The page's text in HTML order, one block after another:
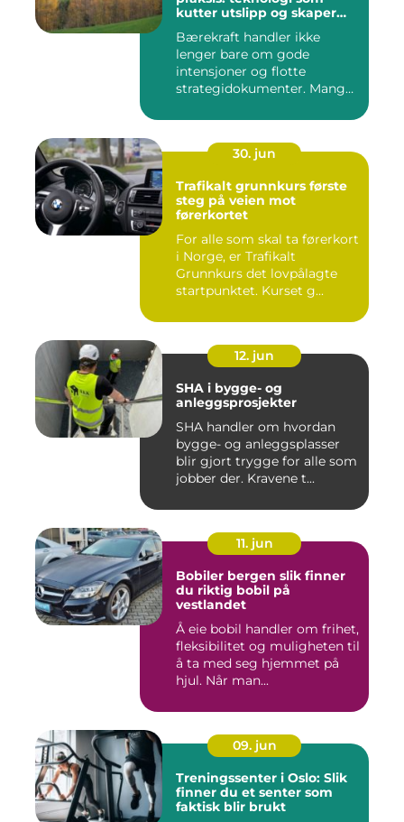
kutter utslipp og skaper
Bærekraft handler ikke
lenger bare om gode
intensjoner og flotte
strategidokumenter. Mange
30. jun
Trafikalt grunnkurs første
steg på veien mot
førerkortet
For alle som skal ta førerkort
i Norge, er Trafikalt
Grunnkurs det lovpålagte
startpunktet. Kurset g...
12. jun
SHA i bygge- og
anleggsprosjekter
SHA handler om hvordan
bygge- og anleggsplasser
blir gjort trygge for alle som
jobber der. Kravene t...
11. jun
Bobiler bergen slik finner
du riktig bobil på
vestlandet
Å eie bobil handler om frihet,
fleksibilitet og muligheten til
å ta med seg hjemmet på
hjul. Når man...
09. jun
Treningssenter i Oslo: Slik
finner du et senter som
faktisk blir brukt